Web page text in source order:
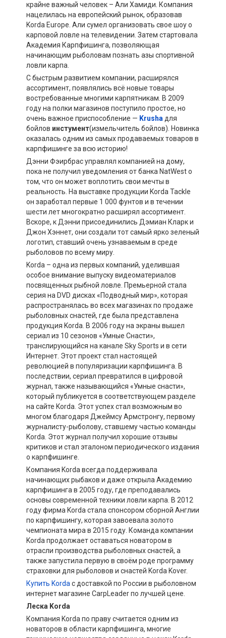
крайне важный человек – Али Хамиди. Компания
нацелилась на европейский рынок, образовав
Korda Europe. Али сумел организовать свое шоу о
карповой ловле на телевидении. Затем стартовала
Академия Карпфишинга, позволяющая
начинающим рыболовам познать азы спортивной
ловли карпа.
С быстрым развитием компании, расширялся
ассортимент, появлялись всё новые товары
востребованные многими карпятникам. В 2009
году на полки магазинов поступило простое, но
очень важное приспособление — Krushaдля
бойлов инстумент(измельчитель бойлов). Новинка
оказалась одним из самых продаваемых товаров в
карпфишинге за всю историю!
Дэнни Фэирбрас управлял компанией на дому,
пока не получил уведомления от банка NatWest о
том, что он может воплотить свои мечты в
реальность. На выставке продукции Korda Tackle
он заработал первые 1 000 фунтов и в течении
шести лет многократно расширял ассортимент.
Вскоре, к Дэнни присоединились Дэмиан Кларк и
Джон Хэннет, они создали тот самый ярко зеленый
логотип, ставший очень узнаваемым в среде
рыболовов по всему миру.
Korda – одна из первых компаний, уделившая
особое внимание выпуску видеоматериалов
посвященных рыбной ловле. Премьерной стала
серия на DVD дисках «Подводный мир», которая
распространялась во всех магазинах по продаже
рыболовных снастей, где была представлена
продукция Korda. В 2006 году на экраны вышел
сериал из 10 сезонов «Умные Снасти»,
транслирующийся на канале Sky Sports и в сети
Интернет. Этот проект стал настоящей
революцией в популяризации карпфишинга. В
последствии, сериал превратился в цифровой
журнал, также называющийся «Умные снасти»,
который публикуется в соответствующем разделе
на сайте Korda. Этот успех стал возможным во
многом благодаря Джеймсу Армстронгу, первому
журналисту-рыболову, ставшему частью команды
Korda. Этот журнал получил хорошие отзывы
критиков и стал эталоном периодического издания
о карпфишинге.
Компания Korda всегда поддерживала
начинающих рыбаков и даже открыла Академию
карпфишинга в 2005 году, где преподавались
основы современной техники ловли карпа. В 2012
году фирма Korda стала спонсором сборной Англии
по карпфишингу, которая завоевала золото
чемпионата мира в 2015 году. Команда компании
Korda продолжает оставаться новатором в
отрасли производства рыболовных снастей, а
также запустила первую в своём роде программу
страховки для рыболовов и снастей Korda Kover.
Купить Kordac доставкой по России в рыболовном
интернет магазине CarpLeader по лучшей цене.
Леска Korda
Компания Korda по праву считается одним из
новаторов в области карпфишинга, многие